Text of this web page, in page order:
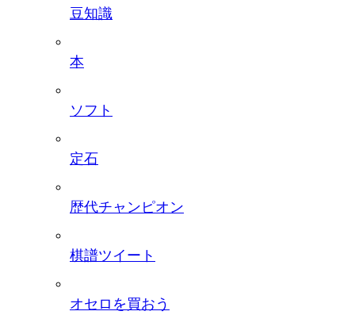
豆知識
本
ソフト
定石
歴代チャンピオン
棋譜ツイート
オセロを買おう